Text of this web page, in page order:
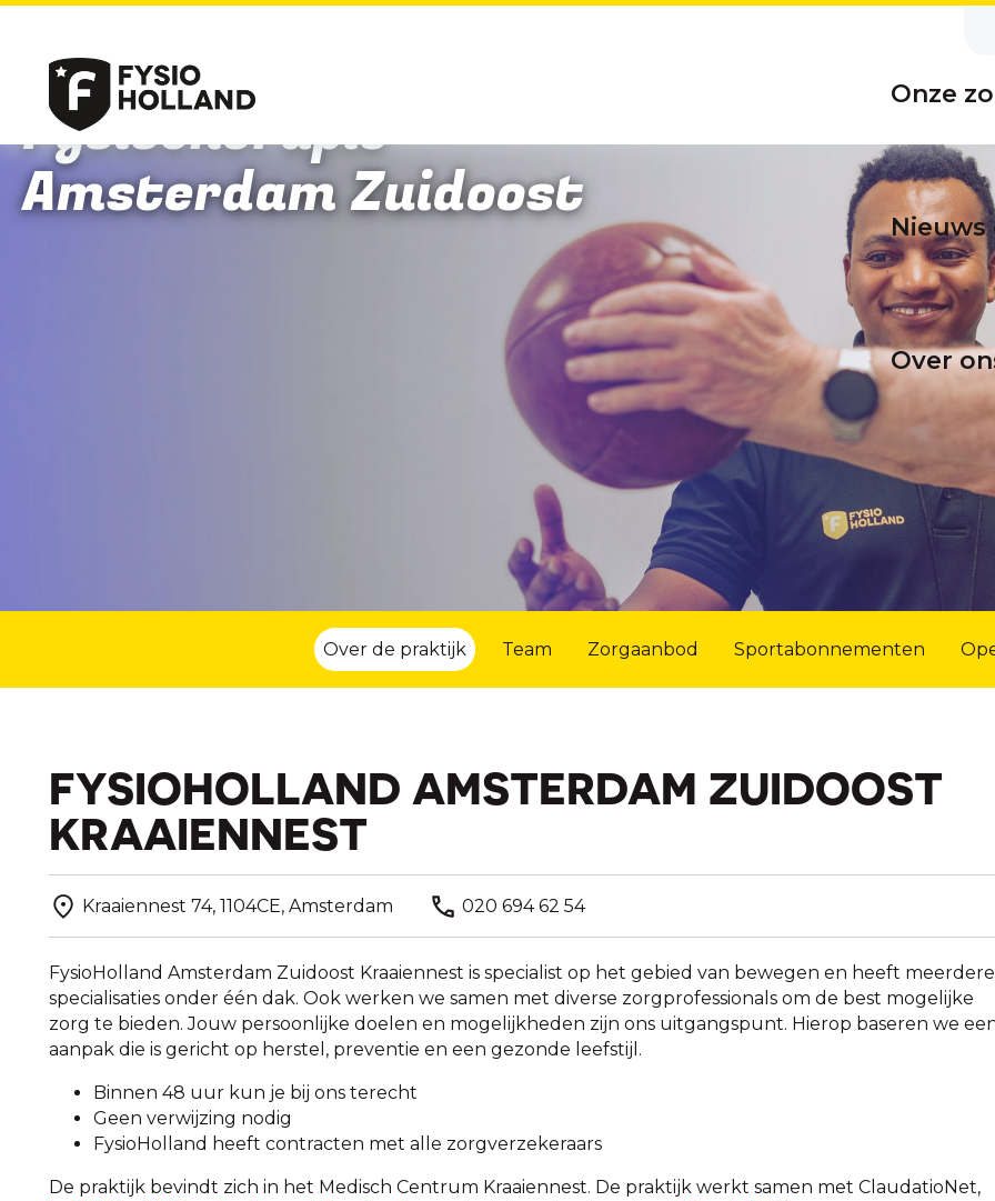
Onze
Nieuws
Over
Fysiotherapie
Amsterdam Zuidoost
Over de praktijk Team Zorgaanbod Sportabonnementen
FYSIOHOLLAND AMSTERDAM ZUIDOOST
KRAAIENNEST
Kraaiennest 74, 1104CE, Amsterdam 020 694 62 54
FysioHolland Amsterdam Zuidoost Kraaiennest is specialist op het gebied van bewegen en heeft meerdere
specialisaties onder één dak. Ook werken we samen met diverse zorgprofessionals om de best mogelijke
zorg te bieden. Jouw persoonlijke doelen en mogelijkheden zijn ons uitgangspunt. Hierop baseren we
aanpak die is gericht op herstel, preventie en een gezonde leefstijl.
Binnen 48 uur kun je bij ons terecht
Geen verwijzing nodig
FysioHolland heeft contracten met alle zorgverzekeraars
De praktijk bevindt zich in het Medisch Centrum Kraaiennest. De praktijk werkt samen met ClaudatioNet,